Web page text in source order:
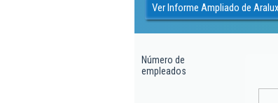
Ver Informe Ampliado de
Número de
empleados